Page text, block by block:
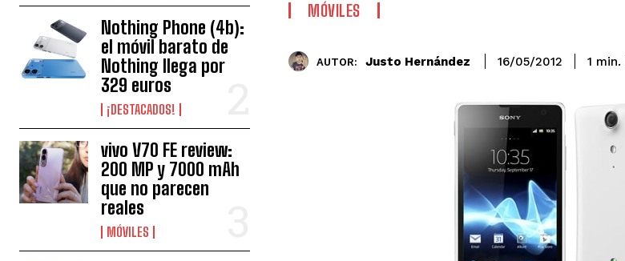
Nothing Phone (4b):
el móvil barato de
Nothing llega por
329 euros
¡DESTACADOS!
vivo V70 FE review:
200 MP y 7000 mAh
que no parecen
reales
MÓVILES
MÓVILES
AUTOR: Justo Hernández 16/05/2012 1 min.